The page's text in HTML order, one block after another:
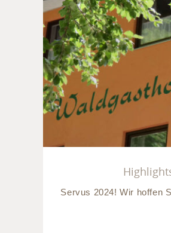
Highlights
Servus 2024! Wir hoffen